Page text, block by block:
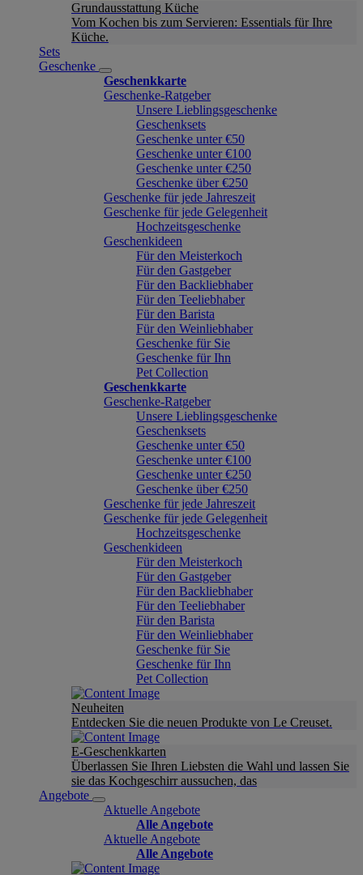
Grundausstattung Küche
Vom Kochen bis zum Servieren: Essentials für Ihre
Küche.
Sets
Geschenke
Geschenkkarte
Geschenke-Ratgeber
Unsere Lieblingsgeschenke
Geschenksets
Geschenke unter €50
Geschenke unter €100
Geschenke unter €250
Geschenke über €250
Geschenke für jede Jahreszeit
Geschenke für jede Gelegenheit
Hochzeitsgeschenke
Geschenkideen
Für den Meisterkoch
Für den Gastgeber
Für den Backliebhaber
Für den Teeliebhaber
Für den Barista
Für den Weinliebhaber
Geschenke für Sie
Geschenke für Ihn
Pet Collection
Geschenkkarte
Geschenke-Ratgeber
Unsere Lieblingsgeschenke
Geschenksets
Geschenke unter €50
Geschenke unter €100
Geschenke unter €250
Geschenke über €250
Geschenke für jede Jahreszeit
Geschenke für jede Gelegenheit
Hochzeitsgeschenke
Geschenkideen
Für den Meisterkoch
Für den Gastgeber
Für den Backliebhaber
Für den Teeliebhaber
Für den Barista
Für den Weinliebhaber
Geschenke für Sie
Geschenke für Ihn
Pet Collection
Neuheiten
Entdecken Sie die neuen Produkte von Le Creuset.
E-Geschenkkarten
Überlassen Sie Ihren Liebsten die Wahl und lassen Sie
sie das Kochgeschirr aussuchen, das
Angebote
Aktuelle Angebote
Alle Angebote
Aktuelle Angebote
Alle Angebote